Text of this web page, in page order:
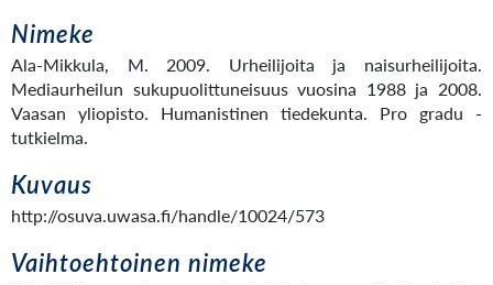
Nimeke
Ala-Mikkula, M. 2009. Urheilijoita ja naisurheilijoita.
Mediaurheilun sukupuolittuneisuus vuosina 1988 ja 2008.
Vaasan yliopisto. Humanistinen tiedekunta. Pro gradu -
tutkielma.
Kuvaus
http://osuva.uwasa.fi/handle/10024/573
Vaihtoehtoinen nimeke